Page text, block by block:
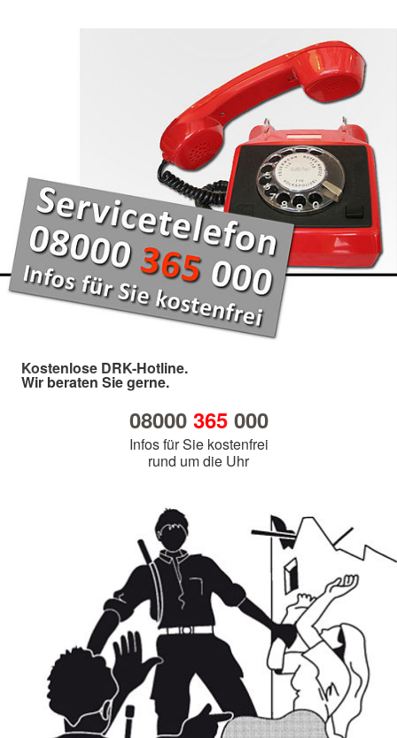
Kostenlose DRK-Hotline.
Wir beraten Sie gerne.
08000 365000
Infos für Sie kostenfrei
rund um die Uhr